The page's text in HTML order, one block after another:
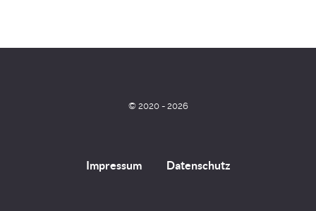
© 2020 - 2026
Impressum Datenschutz